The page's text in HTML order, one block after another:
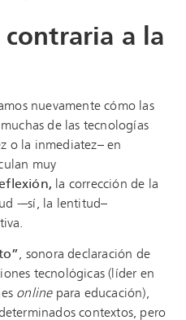
contraria a la
nuevamente cómo las
de las tecnologías
o la inmediatez– en
muy
la corrección de la
-–sí, la lentitud–
, sonora declaración de
tecnológicas (líder en
onlinepara educación),
contextos, pero